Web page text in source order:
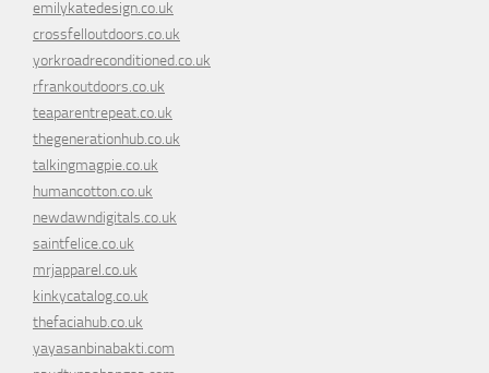
emilykatedesign.co.uk
crossfelloutdoors.co.uk
yorkroadreconditioned.co.uk
rfrankoutdoors.co.uk
teaparentrepeat.co.uk
thegenerationhub.co.uk
talkingmagpie.co.uk
humancotton.co.uk
newdawndigitals.co.uk
saintfelice.co.uk
mrjapparel.co.uk
kinkycatalog.co.uk
thefaciahub.co.uk
yayasanbinabakti.com